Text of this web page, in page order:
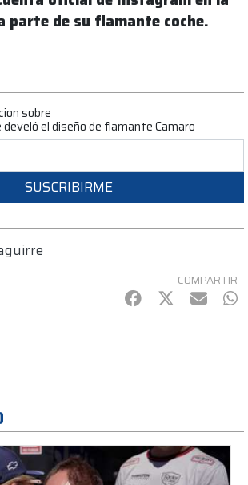
parte de su flamante coche.
sobre
el diseño de flamante Camaro
SUSCRIBIRME
COMPARTIR
Facebook
Twitter
mail